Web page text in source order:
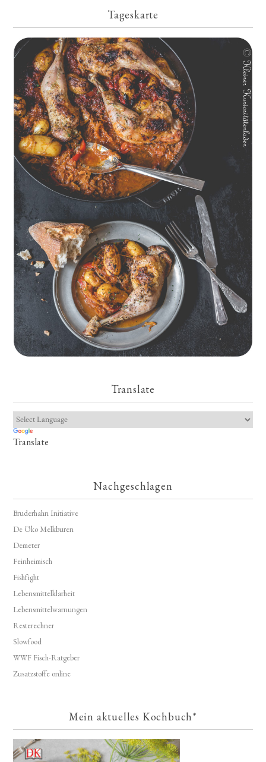
Tageskarte
Geschmorte Hähnchenschenkel auf Paprikakraut und kleinen
Kartoffeln
Translate
Translate
Nachgeschlagen
Bruderhahn Initiative
De Öko Melkburen
Demeter
Feinheimisch
Fishfight
Lebensmittelklarheit
Lebensmittelwarnungen
Resterechner
Slowfood
WWF Fisch-Ratgeber
Zusatzstoffe online
Mein aktuelles Kochbuch*